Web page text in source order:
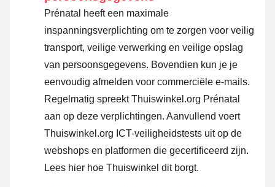
Prénatal heeft een maximale
inspanningsverplichting om te zorgen voor veilig
transport, veilige verwerking en veilige opslag
van persoonsgegevens. Bovendien kun je je
eenvoudig afmelden voor commerciële e-mails.
Regelmatig spreekt Thuiswinkel.org Prénatal
aan op deze verplichtingen. Aanvullend voert
Thuiswinkel.org ICT-veiligheidstests uit op de
webshops en platformen die gecertificeerd zijn.
Lees hier hoe Thuiswinkel dit borgt.